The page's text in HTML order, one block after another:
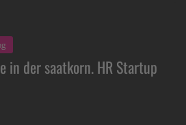
in der saatkorn. HR Startup